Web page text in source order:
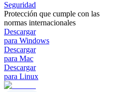
Seguridad
Protección que cumple con las
normas internacionales
Descargar
para Windows
Descargar
para Mac
Descargar
para Linux